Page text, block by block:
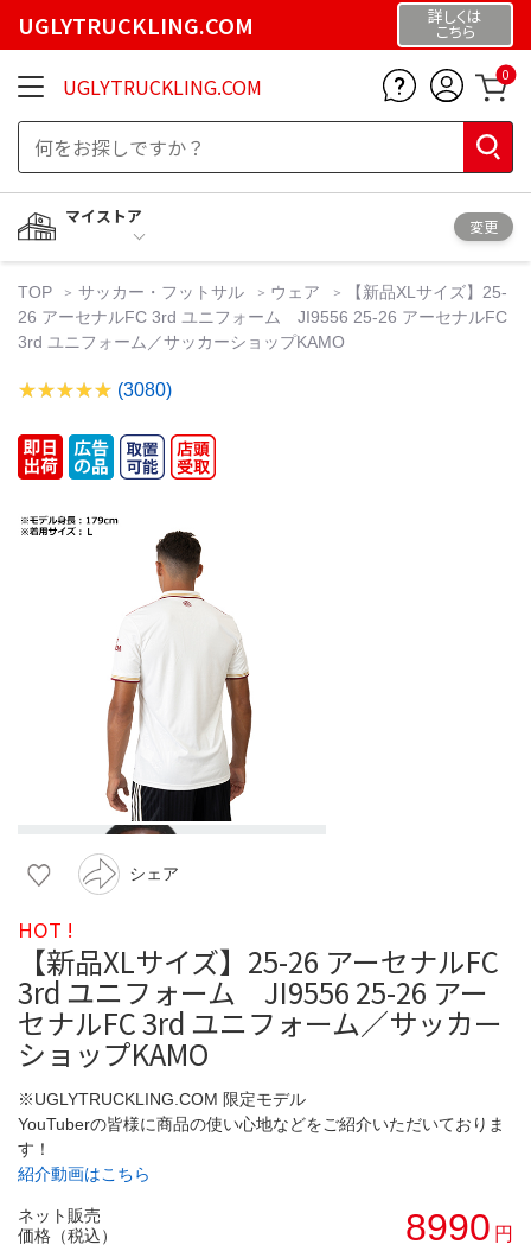
UGLYTRUCKLING.COM 詳しくは
こちら
UGLYTRUCKLING.COM 0
マイストア
変更
TOP サッカー・フットサル ウェア
【新品XLサイズ】25-
26 アーセナルFC 3rd ユニフォーム JI9556 25-26 アーセナルFC
3rd ユニフォーム／サッカーショップKAMO
(3080)
シェア
HOT !
【新品XLサイズ】25-26 アーセナルFC
3rd ユニフォーム JI9556 25-26 アー
セナルFC 3rd ユニフォーム／サッカー
ショップKAMO
※UGLYTRUCKLING.COM 限定モデル
YouTuberの皆様に商品の使い心地などをご紹介いただいておりま
す！
紹介動画はこちら
ネット販売
価格（税込）
8990 円